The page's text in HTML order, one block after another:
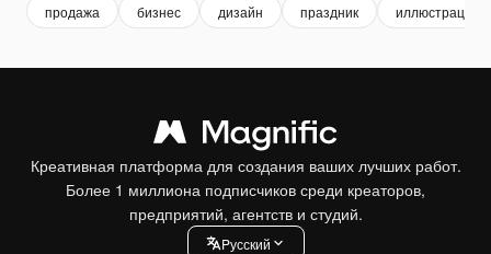
продажа бизнес дизайн праздник иллюстрация
Креативная платформа для создания ваших лучших работ.
Более 1 миллиона подписчиков среди креаторов,
предприятий, агентств и студий.
Pусский